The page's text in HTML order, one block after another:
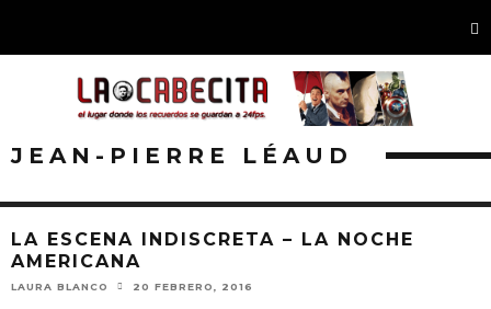
JEAN-PIERRE LÉAUD
LA ESCENA INDISCRETA – LA NOCHE
AMERICANA
LAURA BLANCO 20 FEBRERO, 2016